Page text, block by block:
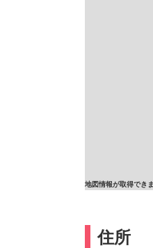
地図情報が取得でき
住所